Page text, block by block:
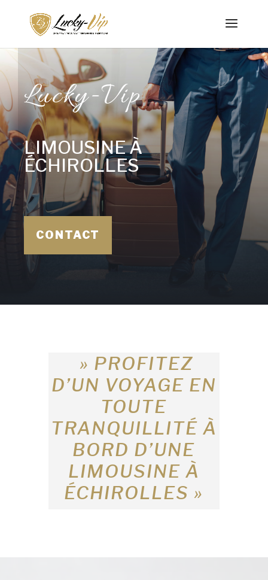
Lucky-Vip
LIMOUSINE À
ÉCHIROLLES
CONTACT
» PROFITEZ
D’UN VOYAGE EN
TOUTE
TRANQUILLITÉ À
BORD D’UNE
LIMOUSINE À
ÉCHIROLLES »